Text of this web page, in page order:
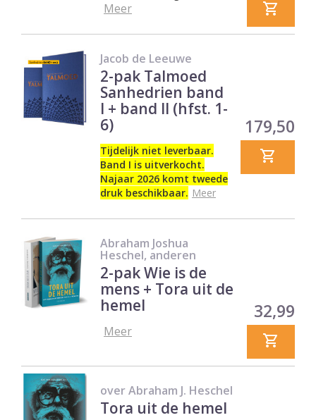
Meer
Jacob de Leeuwe
2-pak Talmoed
Sanhedrien band
I + band II (hfst. 1-
6)
Tijdelijk niet leverbaar.
Band I is uitverkocht.
Najaar 2026 komt tweede
druk beschikbaar. Meer
Prijs
179,50
Abraham Joshua
Heschel, anderen
2-pak Wie is de
mens + Tora uit de
hemel
Meer
Prijs
32,99
over Abraham J. Heschel
Tora uit de hemel